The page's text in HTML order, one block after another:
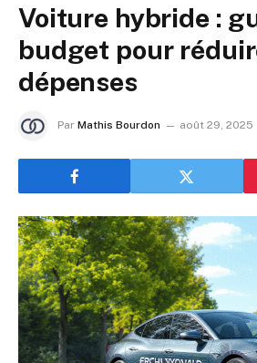
Voiture hybride :
budget pour
dépenses
Par Mathis Bourdon août 29, 2025